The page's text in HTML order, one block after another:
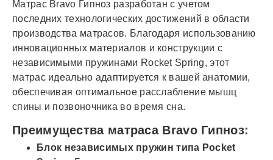
Матрас Bravo Гипноз разработан с учетом
последних технологических достижений в области
производства матрасов. Благодаря использованию
инновационных материалов и конструкции с
независимыми пружинами Rocket Spring, этот
матрас идеально адаптируется к вашей анатомии,
обеспечивая оптимальное расслабление мышц
спины и позвоночника во время сна.
Преимущества матраса Bravo Гипноз:
Блок независимых пружин типа Pocket